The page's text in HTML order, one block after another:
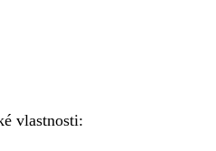
vlastnosti: